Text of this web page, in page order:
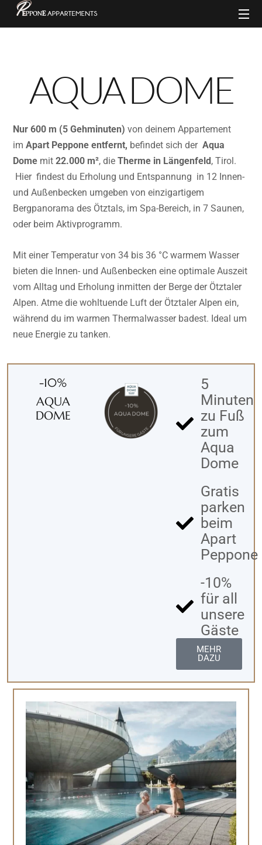
AQUA DOME
Nur 600 m (5 Gehminuten) von deinem Appartement
im Apart Peppone entfernt, befindet sich der Aqua
Dome mit 22.000 m², die Therme in Längenfeld, Tirol.
Hier findest du Erholung und Entspannung in 12 Innen-
und Außenbecken umgeben von einzigartigem
Bergpanorama des Ötztals, im Spa-Bereich, in 7 Saunen,
oder beim Aktivprogramm.
Mit einer Temperatur von 34 bis 36 °C warmem Wasser
bieten die Innen- und Außenbecken eine optimale Auszeit
vom Alltag und Erholung inmitten der Berge der Ötztaler
Alpen. Atme die wohltuende Luft der Ötztaler Alpen ein,
während du im warmen Thermalwasser badest. Ideal um
neue Energie zu tanken.
-10%
AQUA
DOME
5
Minuten
zu Fuß
zum
Aqua
Dome
Gratis
parken
beim
Apart
Peppone
-10%
für all
unsere
Gäste
MEHR
DAZU